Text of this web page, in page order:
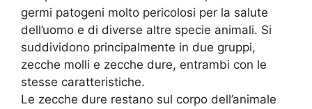
germi patogeni molto pericolosi per la salute
dell’uomo e di diverse altre specie animali. Si
suddividono principalmente in due gruppi,
zecche molli e zecche dure, entrambi con le
stesse caratteristiche.
Le zecche dure restano sul corpo dell’animale